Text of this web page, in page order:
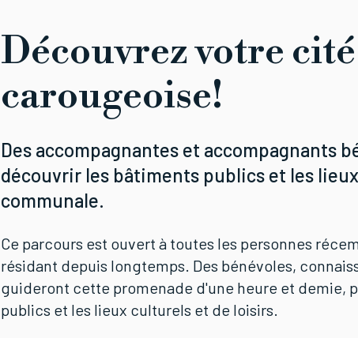
Découvrez votre cité
carougeoise!
Des accompagnantes et accompagnants
découvrir les bâtiments publics et les
communale.
Ce parcours est ouvert à toutes les personnes
résidant depuis longtemps. Des bénévoles,
guideront cette promenade d'une heure et demie,
publics et les lieux culturels et de loisirs.